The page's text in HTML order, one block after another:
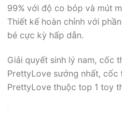
99% với độ co bóp và mút
Thiết kế hoàn chỉnh với
bé cực kỳ hấp dẫn.
Giải quyết sinh lý nam, cốc
PrettyLove sướng nhất, cốc
PrettyLove thuộc top 1 toy